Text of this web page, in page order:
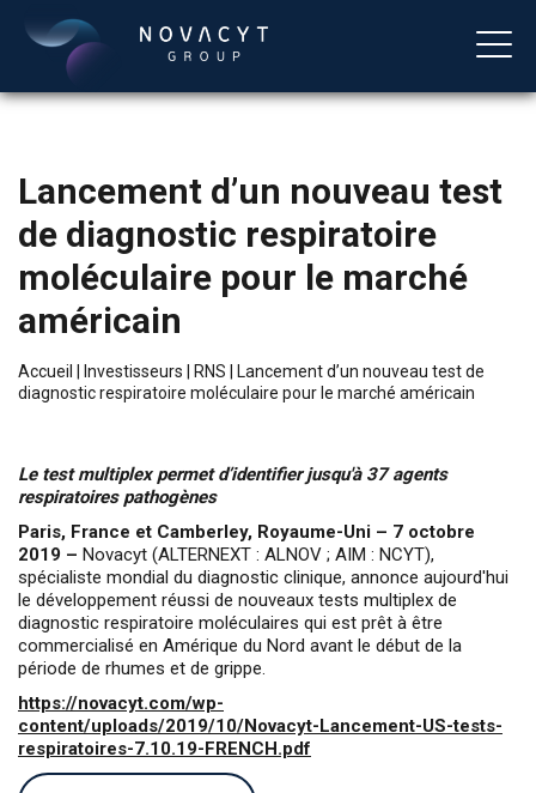
Lancement d’un nouveau test
de diagnostic respiratoire
moléculaire pour le marché
américain
Accueil Investisseurs RNS
Lancement d’un nouveau test de
diagnostic respiratoire moléculaire pour le marché américain
Le test multiplex permet d’identifier jusqu'à 37 agents
respiratoires pathogènes
Paris, France et Camberley, Royaume-Uni – 7 octobre
2019 – Novacyt (ALTERNEXT : ALNOV ; AIM : NCYT),
spécialiste mondial du diagnostic clinique, annonce aujourd'hui
le développement réussi de nouveaux tests multiplex de
diagnostic respiratoire moléculaires qui est prêt à être
commercialisé en Amérique du Nord avant le début de la
période de rhumes et de grippe.
https://novacyt.com/wp-
content/uploads/2019/10/Novacyt-Lancement-US-tests-
respiratoires-7.10.19-FRENCH.pdf